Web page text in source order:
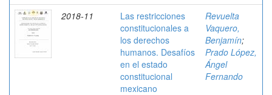
2018-11
Las restricciones
constitucionales a
los derechos
humanos. Desafíos
en el estado
constitucional
mexicano
Revuelta
Vaquero,
Benjamín;
Prado López,
Ángel
Fernando